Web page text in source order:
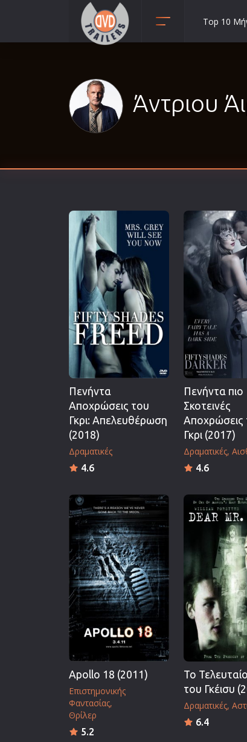
Αισθησιακές
Βιογραφίες
Ελληνικός
Επιβίωσης
Επιστημονικής
Ερωτικές
Ευρωπαικός
Θρησκευτικές
Θρίλερ
Ιστορικές
Καταστροφής
Κλασσικές
Top 10
Άντριου
Πενήντα
Αποχρώσεις του
Γκρι: Απελευθέρωση
(2018)
Δραματικές
4.6
Πενήντα πιο
Σκοτεινές
Αποχρώσεις
Γκρι (2017)
Δραματικές
4.6
Apollo 18 (2011)
Επιστημονικής
Φαντασίας
Θρίλερ
5.2
Το
του Γκέισυ
Δραματικές
6.4